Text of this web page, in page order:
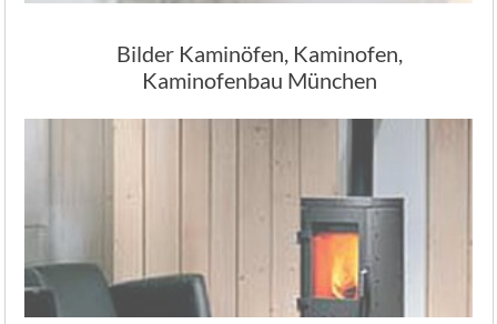
Bilder Kaminöfen, Kaminofen,
Kaminofenbau München